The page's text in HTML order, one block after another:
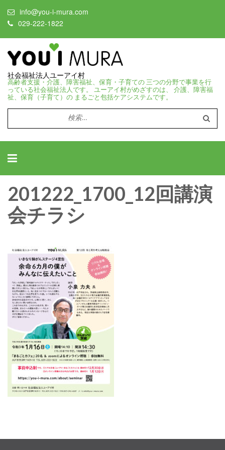
info@you-i-mura.com
029-222-1822
社会福祉法人ユーアイ村
高齢者支援・介護、障害福祉、保育・子育ての 三つの分野で事業を行
っている社会福祉法人です。 ユーアイ村がめざすのは、 介護、障害福
祉、保育（子育て）の まるごと包括ケアシステムです。
検
索:
201222_1700_12回講演
会チラシ